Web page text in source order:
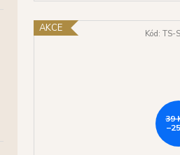
AKCE
39
Kód:TS-